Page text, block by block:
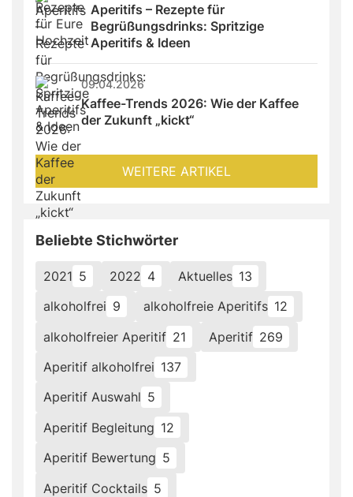
Aperitifs – Rezepte für
Begrüßungsdrinks: Spritzige
Aperitifs & Ideen
09.04.2026
Kaffee-Trends 2026: Wie der Kaffee
der Zukunft „kickt“
WEITERE ARTIKEL
Beliebte Stichwörter
2021 5 2022 4 Aktuelles 13
alkoholfrei 9 alkoholfreie Aperitifs 12
alkoholfreier Aperitif 21 Aperitif 269
Aperitif alkoholfrei 137
Aperitif Auswahl 5
Aperitif Begleitung 12
Aperitif Bewertung 5
Aperitif Cocktails 5